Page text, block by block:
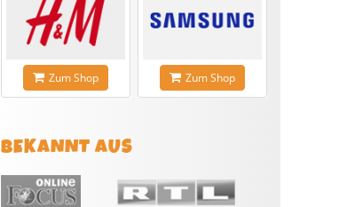
Zum Shop Zum Shop
BEKANNT AUS